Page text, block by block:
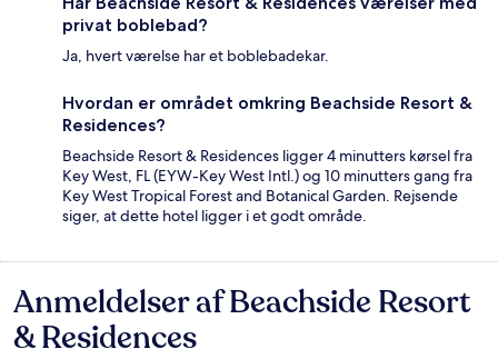
privat boblebad?
Ja, hvert værelse har et boblebadekar.
Hvordan er området omkring Beachside Resort &
Residences?
Beachside Resort & Residences ligger 4 minutters kørsel fra
Key West, FL (EYW-Key West Intl.) og 10 minutters gang fra
Key West Tropical Forest and Botanical Garden. Rejsende
siger, at dette hotel ligger i et godt område.
Anmeldelser
Anmeldelser af Beachside Resort
& Residences